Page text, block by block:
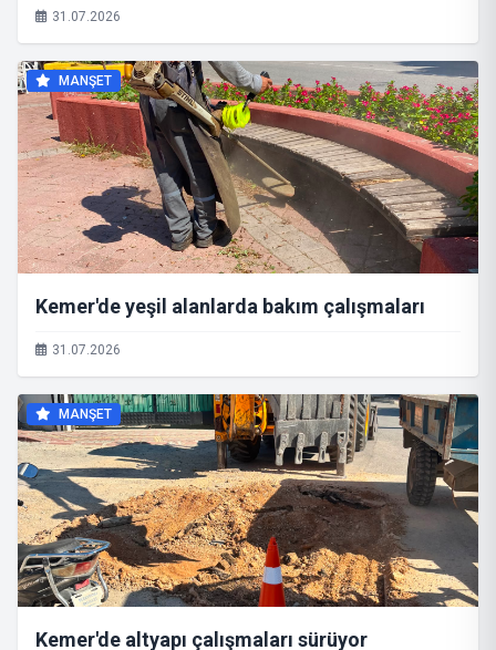
31.07.2026
MANŞET
Kemer'de yeşil alanlarda bakım çalışmaları
31.07.2026
MANŞET
Kemer'de altyapı çalışmaları sürüyor